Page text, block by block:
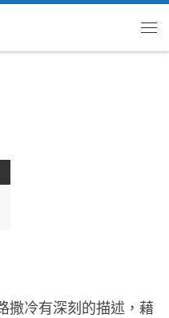
撒冷有深刻的描述，藉